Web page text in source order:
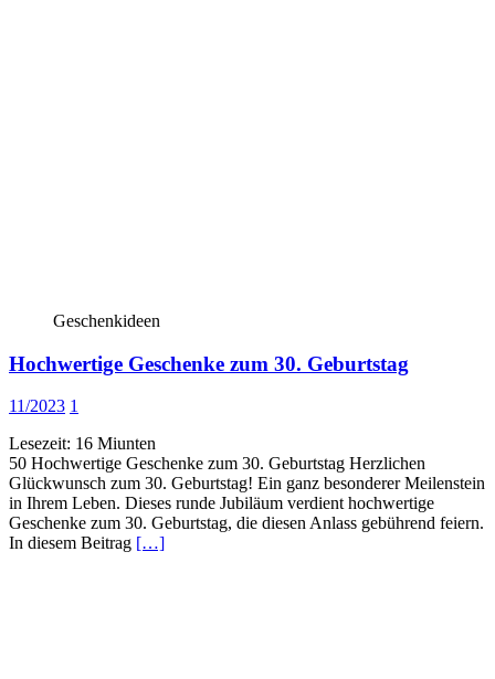
Geschenkideen
Hochwertige Geschenke zum 30. Geburtstag
11/2023 1
Lesezeit: 16 Miunten
50 Hochwertige Geschenke zum 30. Geburtstag Herzlichen
Glückwunsch zum 30. Geburtstag! Ein ganz besonderer Meilenstein
in Ihrem Leben. Dieses runde Jubiläum verdient hochwertige
Geschenke zum 30. Geburtstag, die diesen Anlass gebührend feiern.
In diesem Beitrag […]